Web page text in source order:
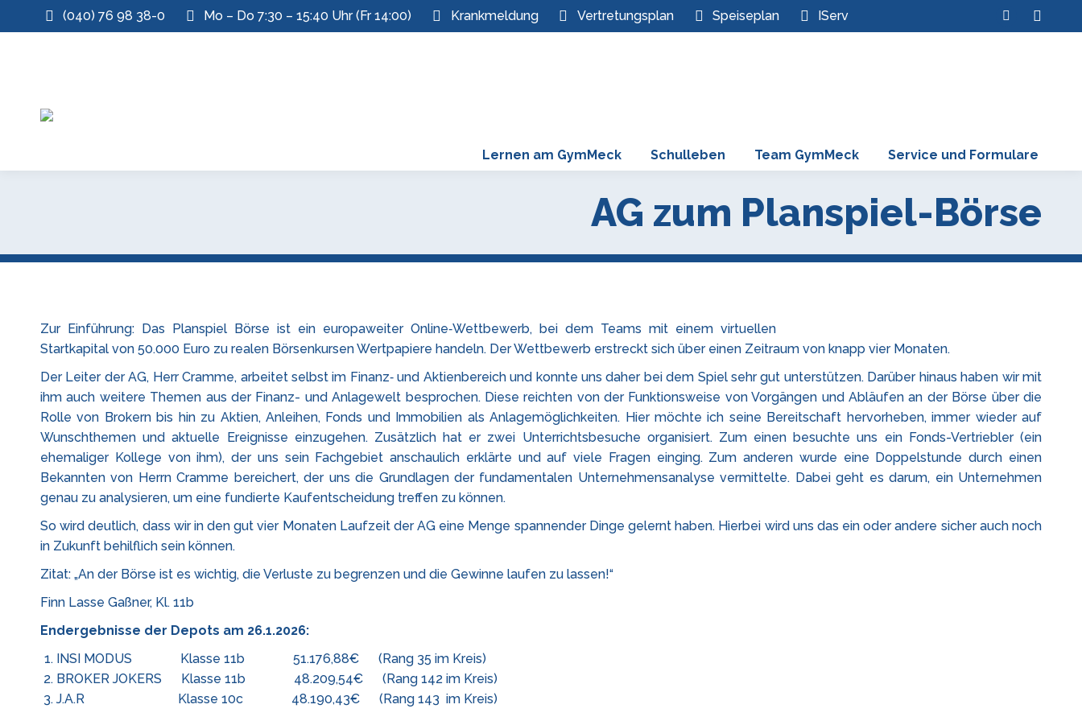
(040) 76 98 38-0 Mo – Do 7:30 – 15:40 Uhr (Fr 14:00) Krankmeldung Vertretungsplan Speiseplan IServ
Instagram
Search:
Lernen am GymMeck Schulleben Team GymMeck Service und Formulare
AG zum Planspiel-Börse
Zur Einführung: Das Planspiel Börse ist ein europaweiter Online‑Wettbewerb, bei dem Teams mit einem virtuellen
Startkapital von 50.000 Euro zu realen Börsenkursen Wertpapiere handeln. Der Wettbewerb erstreckt sich über einen Zeitraum von knapp vier Monaten.
Der Leiter der AG, Herr Cramme, arbeitet selbst im Finanz‑ und Aktienbereich und konnte uns daher bei dem Spiel sehr gut unterstützen. Darüber hinaus haben wir mit
ihm auch weitere Themen aus der Finanz- und Anlagewelt besprochen. Diese reichten von der Funktionsweise von Vorgängen und Abläufen an der Börse über die
Rolle von Brokern bis hin zu Aktien, Anleihen, Fonds und Immobilien als Anlagemöglichkeiten. Hier möchte ich seine Bereitschaft hervorheben, immer wieder auf
Wunschthemen und aktuelle Ereignisse einzugehen. Zusätzlich hat er zwei Unterrichtsbesuche organisiert. Zum einen besuchte uns ein Fonds-Vertriebler (ein
ehemaliger Kollege von ihm), der uns sein Fachgebiet anschaulich erklärte und auf viele Fragen einging. Zum anderen wurde eine Doppelstunde durch einen
Bekannten von Herrn Cramme bereichert, der uns die Grundlagen der fundamentalen Unternehmensanalyse vermittelte. Dabei geht es darum, ein Unternehmen
genau zu analysieren, um eine fundierte Kaufentscheidung treffen zu können.
So wird deutlich, dass wir in den gut vier Monaten Laufzeit der AG eine Menge spannender Dinge gelernt haben. Hierbei wird uns das ein oder andere sicher auch noch
in Zukunft behilflich sein können.
Zitat: „An der Börse ist es wichtig, die Verluste zu begrenzen und die Gewinne laufen zu lassen!“
Finn Lasse Gaßner, Kl. 11b
Endergebnisse der Depots am 26.1.2026:
INSI MODUS Klasse 11b 51.176,88€ (Rang 35 im Kreis)
BROKER JOKERS Klasse 11b 48.209,54€ (Rang 142 im Kreis)
J.A.R Klasse 10c 48.190,43€ (Rang 143 im Kreis)